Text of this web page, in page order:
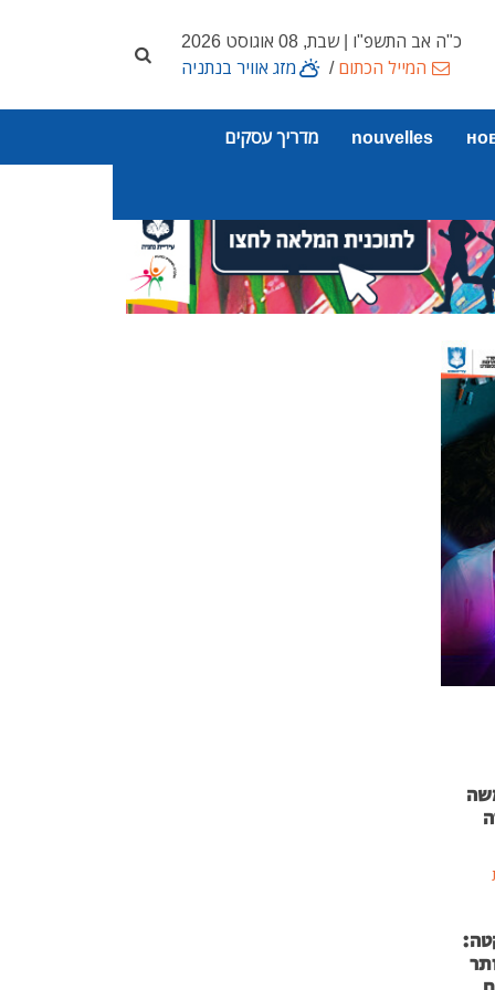
כ"ה אב התשפ"ו | שבת, 08 אוגוסט 2026
המייל הכתום/ מזג אוויר בנתניה
nouvelles מדריך עסקים
נמשה
אותר